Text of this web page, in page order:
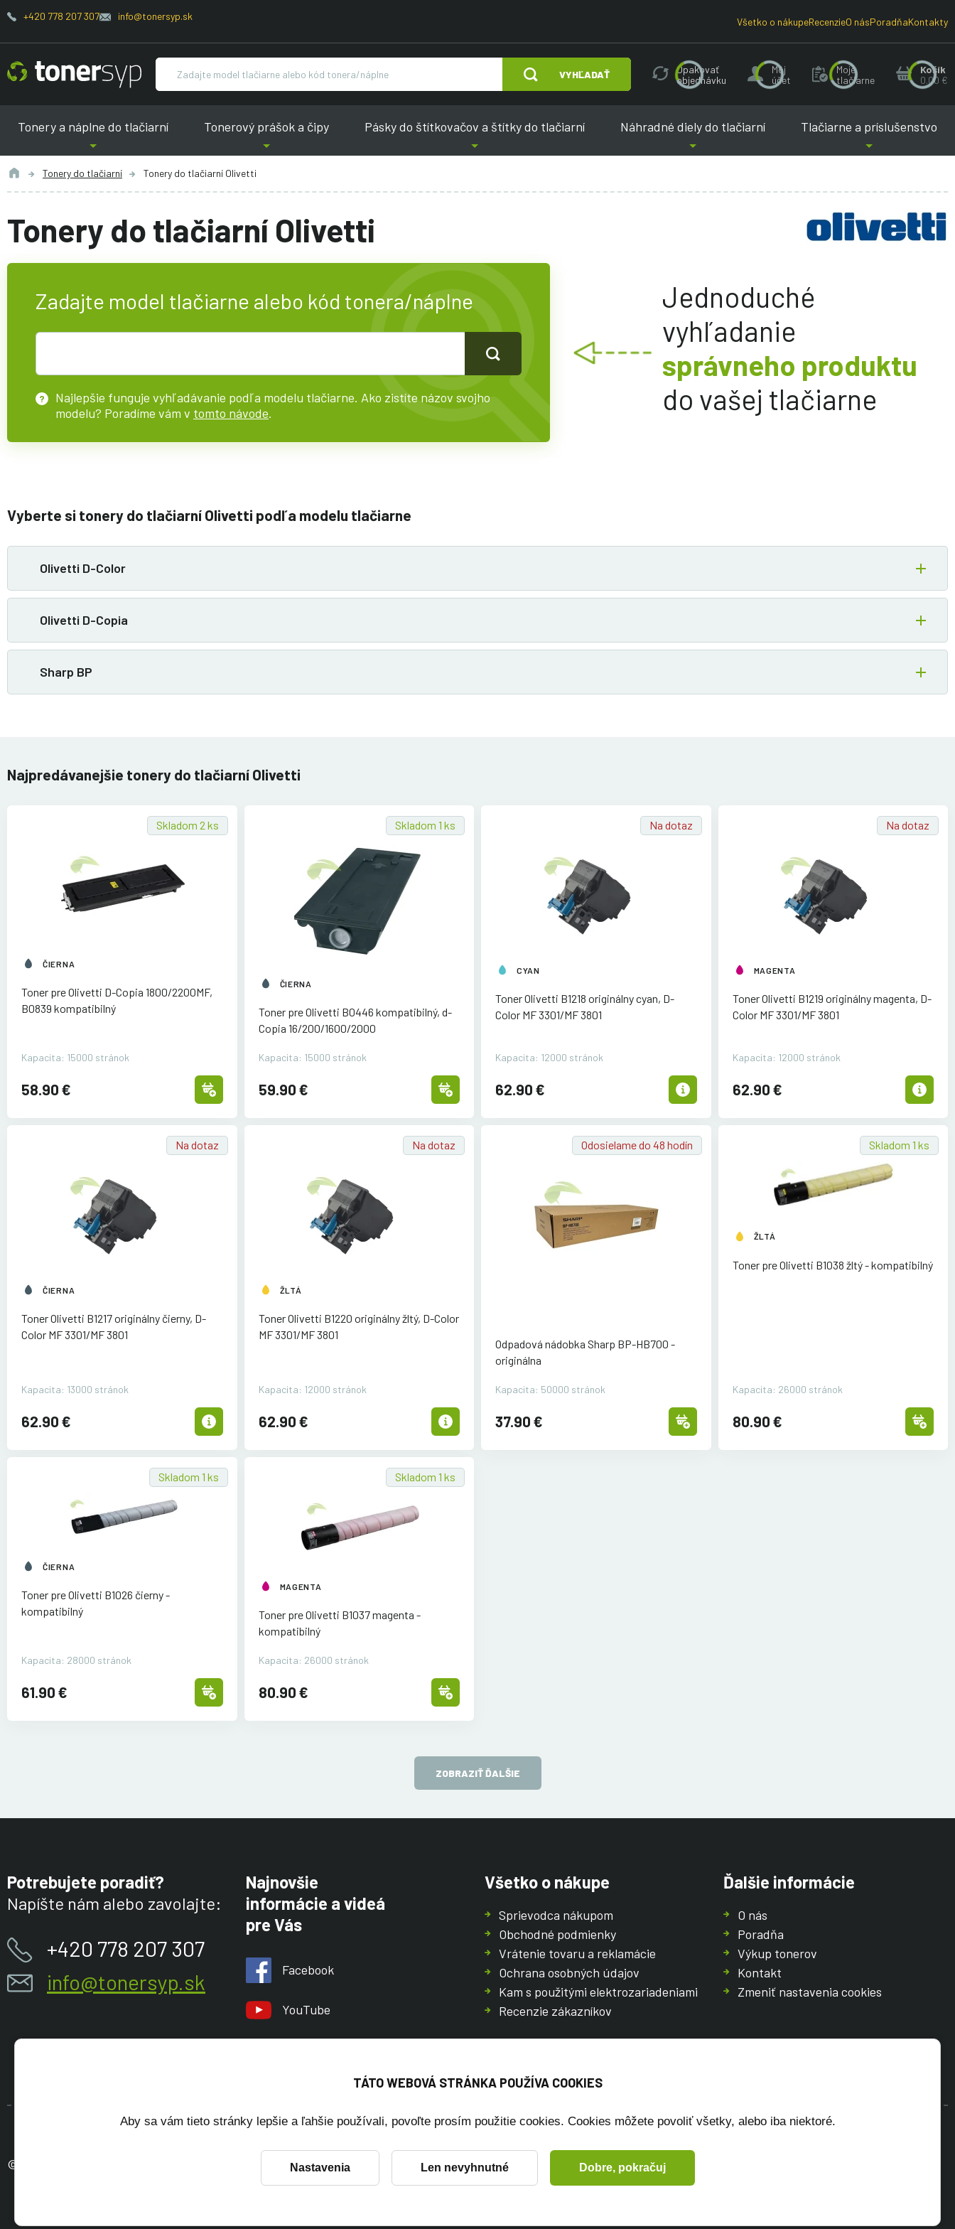
+420 778 207 307 info@tonersyp.sk Všetko o nákupeRecenzieO násPoradňaKontakty
VYHĽADAŤ
Opakovať
objednávku
Môj
účet
Moje
tlačiarne
Košík
0.00 €
Tonery a náplne do tlačiarní Tonerový prášok a čipy Pásky do štítkovačov a štítky do tlačiarní Náhradné diely do tlačiarní Tlačiarne a príslušenstvo
Tonery do tlačiarní Tonery do tlačiarní Olivetti
Tonery do tlačiarní Olivetti
Zadajte model tlačiarne alebo kód tonera/náplne
?
Najlepšie funguje vyhľadávanie podľa modelu tlačiarne. Ako zistíte názov svojho
modelu? Poradíme vám v tomto návode.
Jednoduché
vyhľadanie
správneho produktu
do vašej tlačiarne
Vyberte si tonery do tlačiarní Olivetti podľa modelu tlačiarne
Olivetti D-Color
Olivetti D-Copia
Sharp BP
Najpredávanejšie tonery do tlačiarní Olivetti
ČIERNA
Skladom 2 ks
Toner pre Olivetti D-Copia 1800/2200MF,
B0839 kompatibilný
Kapacita: 15000 stránok
58.90 €
ČIERNA
Skladom 1 ks
Toner pre Olivetti B0446 kompatibilný, d-
Copia 16/200/1600/2000
Kapacita: 15000 stránok
59.90 €
CYAN
Na dotaz
Toner Olivetti B1218 originálny cyan, D-
Color MF 3301/MF 3801
Kapacita: 12000 stránok
62.90 €
MAGENTA
Na dotaz
Toner Olivetti B1219 originálny magenta, D-
Color MF 3301/MF 3801
Kapacita: 12000 stránok
62.90 €
ČIERNA
Na dotaz
Toner Olivetti B1217 originálny čierny, D-
Color MF 3301/MF 3801
Kapacita: 13000 stránok
62.90 €
ŽLTÁ
Na dotaz
Toner Olivetti B1220 originálny žltý, D-Color
MF 3301/MF 3801
Kapacita: 12000 stránok
62.90 €
Odosielame do 48 hodín
Odpadová nádobka Sharp BP-HB700 -
originálna
Kapacita: 50000 stránok
37.90 €
ŽLTÁ
Skladom 1 ks
Toner pre Olivetti B1038 žltý - kompatibilný
Kapacita: 26000 stránok
80.90 €
ČIERNA
Skladom 1 ks
Toner pre Olivetti B1026 čierny -
kompatibilný
Kapacita: 28000 stránok
61.90 €
MAGENTA
Skladom 1 ks
Toner pre Olivetti B1037 magenta -
kompatibilný
Kapacita: 26000 stránok
80.90 €
ZOBRAZIŤ ĎALŠIE
Potrebujete poradiť?
Napíšte nám alebo zavolajte:
+420 778 207 307
info@tonersyp.sk
Najnovšie
informácie a videá
pre Vás
Facebook
YouTube
Všetko o nákupe
Sprievodca nákupom
Obchodné podmienky
Vrátenie tovaru a reklamácie
Ochrana osobných údajov
Kam s použitými elektrozariadeniami
Recenzie zákazníkov
Ďalšie informácie
O nás
Poradňa
Výkup tonerov
Kontakt
Zmeniť nastavenia cookies
© 2026 TONERSYP s.r.o.
TÁTO WEBOVÁ STRÁNKA POUŽÍVA COOKIES
Aby sa vám tieto stránky lepšie a ľahšie používali, povoľte prosím použitie cookies. Cookies môžete povoliť všetky, alebo iba niektoré.
Nastavenia Len nevyhnutné Dobre, pokračuj